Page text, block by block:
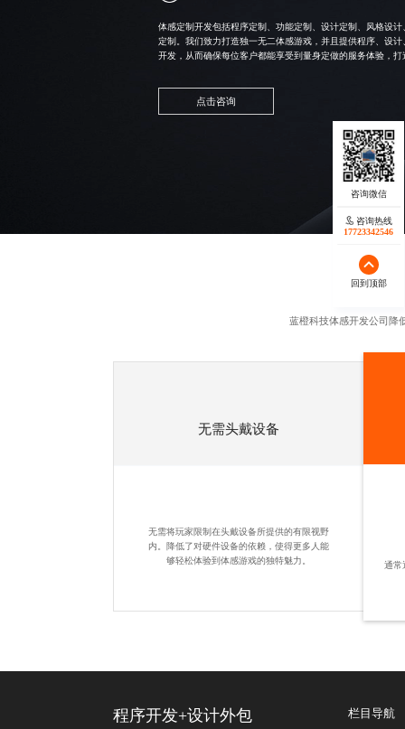
体感定制开发包括程序定制、功能定制、设计定制、风格设
定制。我们致力打造独一无二体感游戏，并且提供程序、设
开发，从而确保每位客户都能享受到量身定做的服务体验，
点击咨询
蓝橙科技体感开发公司降
无需头戴设备
无需将玩家限制在头戴设备所提供的有限视野
内。降低了对硬件设备的依赖，使得更多人能
够轻松体验到体感游戏的独特魅力。
通常
咨询热线
17723342546
回到顶部
程序开发+设计外包 栏目导航